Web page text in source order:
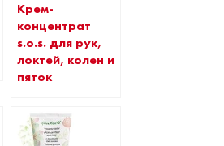
Крем-
концентрат
s.o.s. для рук,
локтей, колен и
пяток